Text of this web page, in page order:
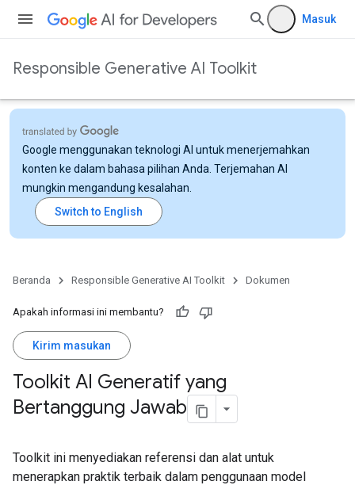
Masuk
Responsible Generative AI Toolkit
Google menggunakan teknologi AI untuk menerjemahkan
konten ke dalam bahasa pilihan Anda. Terjemahan AI
mungkin mengandung kesalahan.
Beranda Responsible Generative AI Toolkit Dokumen
Apakah informasi ini membantu?
Kirim masukan
Toolkit AI Generatif yang
Bertanggung Jawab
Toolkit ini menyediakan referensi dan alat untuk
menerapkan praktik terbaik dalam penggunaan model